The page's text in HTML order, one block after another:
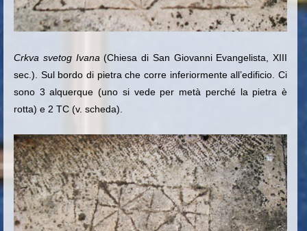
Crkva svetog Ivana (Chiesa di San Giovanni Evangelista, XIII
sec.). Sul bordo di pietra che corre inferiormente all’edificio . Ci
sono 3 alquerque(uno si vede per metà perché la pietra è
rotta) e 2 TC (v. scheda).